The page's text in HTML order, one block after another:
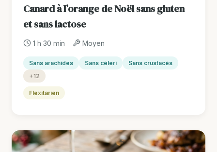
Canard à l’orange de Noël sans gluten
et sans lactose
1 h 30 min Moyen
Sans arachides Sans céleri
Sans crustacés
+12
Flexitarien